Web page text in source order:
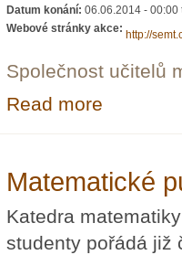
Datum konání: 06.06.2014 - 00:00
Webové stránky akce:
http://
Společnost učitelů
Read more
Matematické
Katedra
studenty pořádá již